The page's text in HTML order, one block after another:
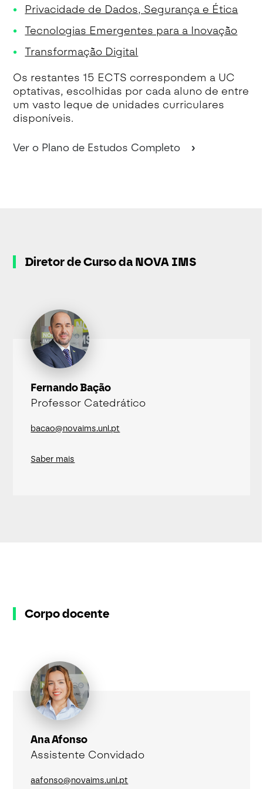
Privacidade de Dados, Segurança e Ética
Tecnologias Emergentes para a Inovação
Transformação Digital
Os restantes 15 ECTS correspondem a UC
optativas, escolhidas por cada aluno de entre
um vasto leque de unidades curriculares
disponíveis.
Ver o Plano de Estudos Completo
Diretor de Curso da NOVA IMS
Fernando Bação
Professor Catedrático
bacao@novaims.unl.pt
Saber mais
Corpo docente
Ana Afonso
Assistente Convidado
aafonso@novaims.unl.pt